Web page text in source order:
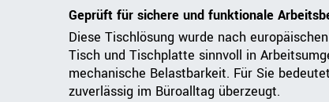
Geprüft für sichere und funktionale
Diese Tischlösung wurde nach
Tisch und Tischplatte sinnvoll in
mechanische Belastbarkeit. Für Sie
zuverlässig im Büroalltag überzeugt.